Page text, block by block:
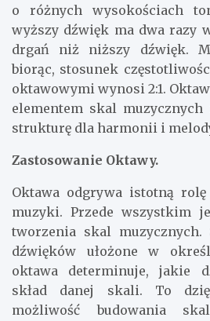
o różnych wysokościach
wyższy dźwięk ma dwa razy
drgań niż niższy dźwięk.
biorąc, stosunek
oktawowymi wynosi 2:1.
elementem skal
strukturę dla harmonii i
Zastosowanie Oktawy.
Oktawa odgrywa istotną
muzyki. Przede wszystkim
tworzenia skal muzycznych.
dźwięków ułożone w
oktawa determinuje, jakie
skład danej skali. To
możliwość budowania